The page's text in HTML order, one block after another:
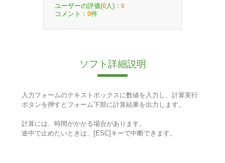
ユーザーの評価(0 人)： 0
コメント： 0件
ソフト詳細説明
入力フォームのテキストボックスに数値を入力し、計算実行
ボタンを押すとフォーム下部に計算結果を出力します。
計算には、時間がかかる場合があります。
途中で止めたいときは、[ESC]キーで中断できます。